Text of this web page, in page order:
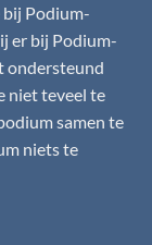
bij Podium-
er bij Podium-
ondersteund
niet teveel te
samen te
niets te